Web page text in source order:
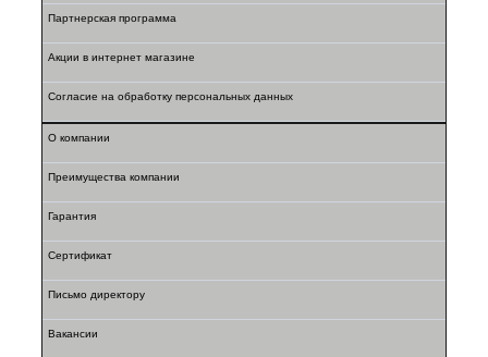
Партнерская программа
Акции в интернет магазине
Согласие на обработку персональных данных
О компании
Преимущества компании
Гарантия
Сертификат
Письмо директору
Вакансии